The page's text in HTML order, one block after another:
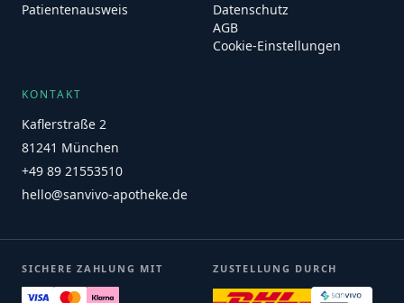
Patientenausweis
Datenschutz
AGB
Cookie-Einstellungen
KONTAKT
Kaflerstraße 2
81241 München
+49 89 21553510
hello@sanvivo-apotheke.de
SICHERE ZAHLUNG MIT ZUSTELLUNG DURCH